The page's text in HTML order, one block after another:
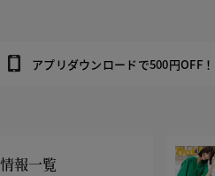
アプリダウンロードで500円OFF！
報一覧